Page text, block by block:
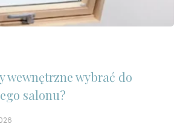
wewnętrzne wybrać do
salonu?